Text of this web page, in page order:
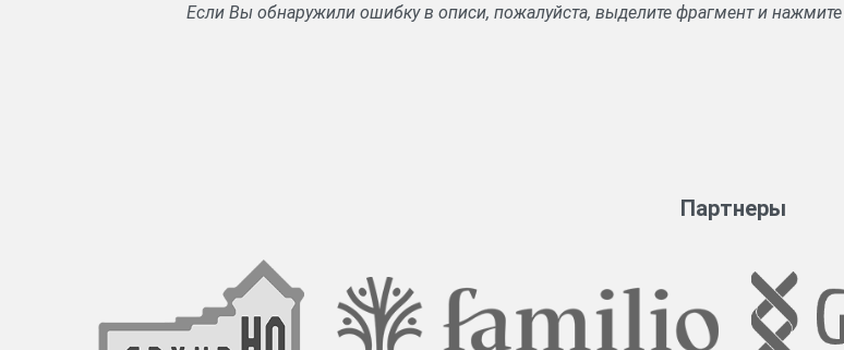
Если Вы обнаружили ошибку в описи, пожалуйста, выделите фрагмент и нажмите
Партнеры